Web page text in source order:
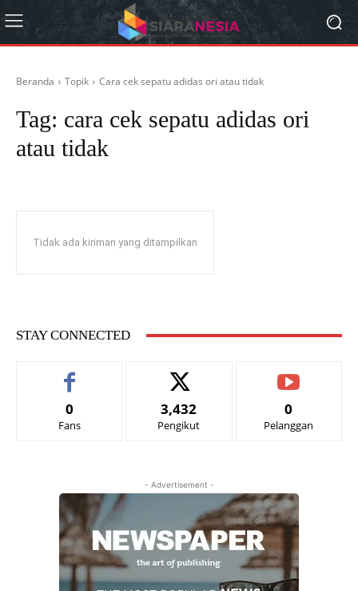
Beranda Topik Cara cek sepatu adidas ori atau tidak
Tag: cara cek sepatu adidas ori
atau tidak
Tidak ada kiriman yang ditampilkan
STAY CONNECTED
0
Fans
3,432
Pengikut
0
Pelanggan
- Advertisement -